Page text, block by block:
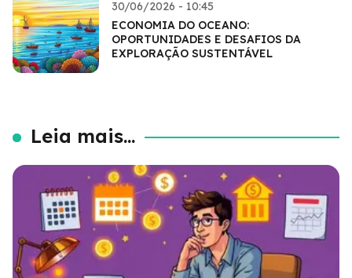
30/06/2026 - 10:45
ECONOMIA DO OCEANO:
OPORTUNIDADES E DESAFIOS DA
EXPLORAÇÃO SUSTENTÁVEL
Leia mais...